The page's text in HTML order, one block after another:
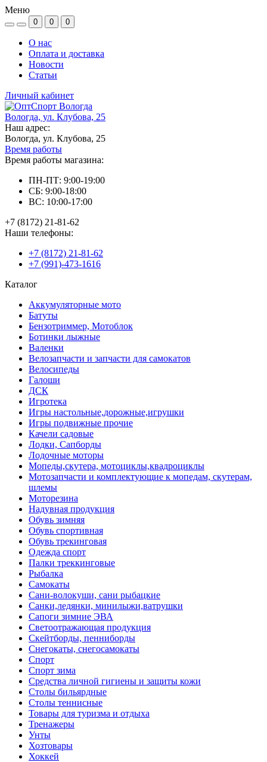
Меню
0 0 0
О нас
Оплата и доставка
Новости
Статьи
Личный кабинет
Вологда, ул. Клубова, 25
Наш адрес:
Вологда, ул. Клубова, 25
Время работы
Время работы магазина:
ПН-ПТ: 9:00-19:00
СБ: 9:00-18:00
ВС: 10:00-17:00
+7 (8172) 21-81-62
Наши телефоны:
+7 (8172) 21-81-62
+7 (991)-473-1616
Каталог
Аккумуляторные мото
Батуты
Бензотриммер, Мотоблок
Ботинки лыжные
Валенки
Велозапчасти и запчасти для самокатов
Велосипеды
Галоши
ДСК
Игротека
Игры настольные,дорожные,игрушки
Игры подвижные прочие
Качели садовые
Лодки, Сапборды
Лодочные моторы
Мопеды,скутера, мотоциклы,квадроциклы
Мотозапчасти и комплектующие к мопедам, скутерам,
шлемы
Моторезина
Надувная продукция
Обувь зимняя
Обувь спортивная
Обувь трекинговая
Одежда спорт
Палки треккинговые
Рыбалка
Самокаты
Сани-волокуши, сани рыбацкие
Санки,ледянки, минилыжи,ватрушки
Сапоги зимние ЭВА
Светоотражающая продукция
Скейтборды, пенниборды
Снегокаты, снегосамокаты
Спорт
Спорт зима
Средства личной гигиены и защиты кожи
Столы бильярдные
Столы теннисные
Товары для туризма и отдыха
Тренажеры
Унты
Хозтовары
Хоккей